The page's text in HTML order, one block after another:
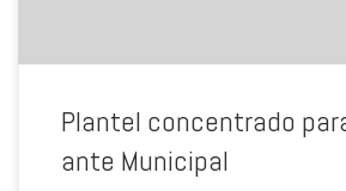
Plantel concentrado
ante Municipal